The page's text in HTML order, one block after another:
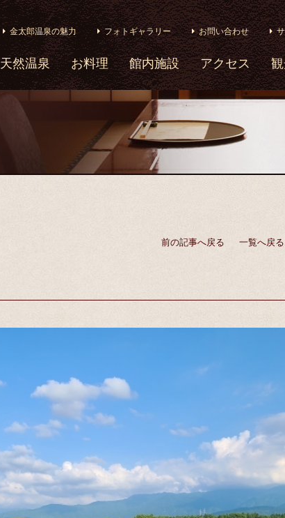
金太郎温泉の魅力 フォトギャラリー お問い合わせ
天然温泉 お料理 館内施設 アクセス
前の記事へ戻る 一覧へ戻る